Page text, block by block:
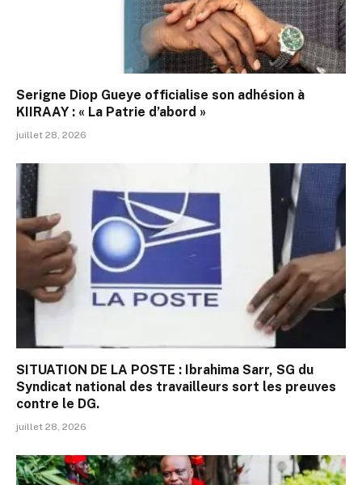
Serigne Diop Gueye officialise son adhésion à
KIIRAAY : « La Patrie d’abord »
juillet 28, 2026
SITUATION DE LA POSTE : Ibrahima Sarr, SG du
Syndicat national des travailleurs sort les preuves
contre le DG.
juillet 28, 2026